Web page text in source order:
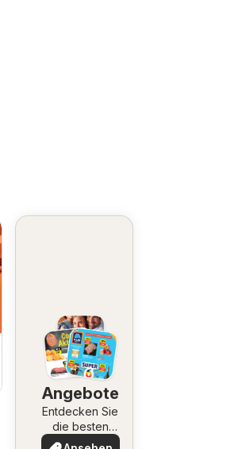
Angebote
Entdecken Sie
die besten
Angebote